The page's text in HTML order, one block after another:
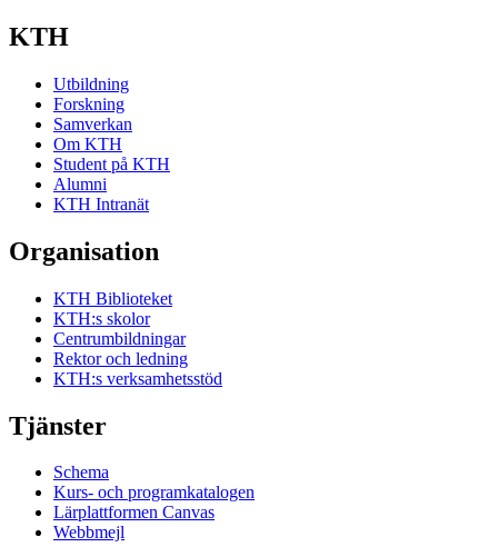
KTH
Utbildning
Forskning
Samverkan
Om KTH
Student på KTH
Alumni
KTH Intranät
Organisation
KTH Biblioteket
KTH:s skolor
Centrumbildningar
Rektor och ledning
KTH:s verksamhetsstöd
Tjänster
Schema
Kurs- och programkatalogen
Lärplattformen Canvas
Webbmejl